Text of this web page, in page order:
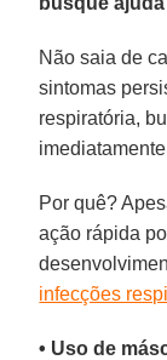
Não saia de
sintomas
respiratória,
Por quê?
ação rápida
infecções
• Uso de